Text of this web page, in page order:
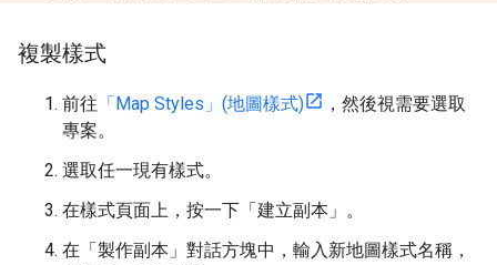
複製樣式
前往 「Map Styles」(地圖樣式)
，然後視需要選取
專案。
選取任一現有樣式。
在樣式頁面上，按一下「建立副本」 。
在「製作副本」 對話方塊中，輸入新地圖樣式名稱，